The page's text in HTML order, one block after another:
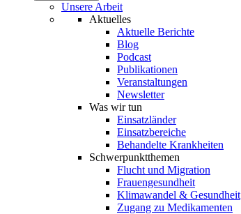
Unsere Arbeit
Aktuelles
Aktuelle Berichte
Blog
Podcast
Publikationen
Veranstaltungen
Newsletter
Was wir tun
Einsatzländer
Einsatzbereiche
Behandelte Krankheiten
Schwerpunktthemen
Flucht und Migration
Frauengesundheit
Klimawandel & Gesundheit
Zugang zu Medikamenten